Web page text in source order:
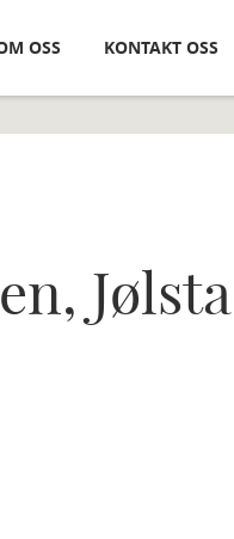
OSS KONTAKT OSS